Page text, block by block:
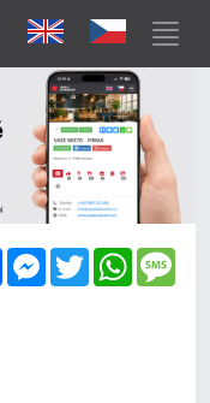
FacebookMessenger
Twitter